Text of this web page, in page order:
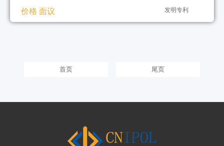
价格 面议 发明专利
首页 尾页